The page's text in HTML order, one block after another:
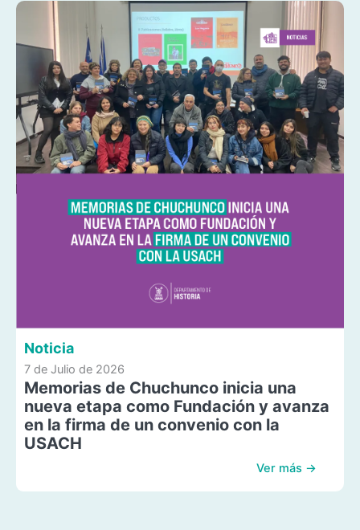
Noticia
7 de Julio de 2026
Memorias de Chuchunco inicia una
nueva etapa como Fundación y avanza
en la firma de un convenio con la
USACH
Ver más →